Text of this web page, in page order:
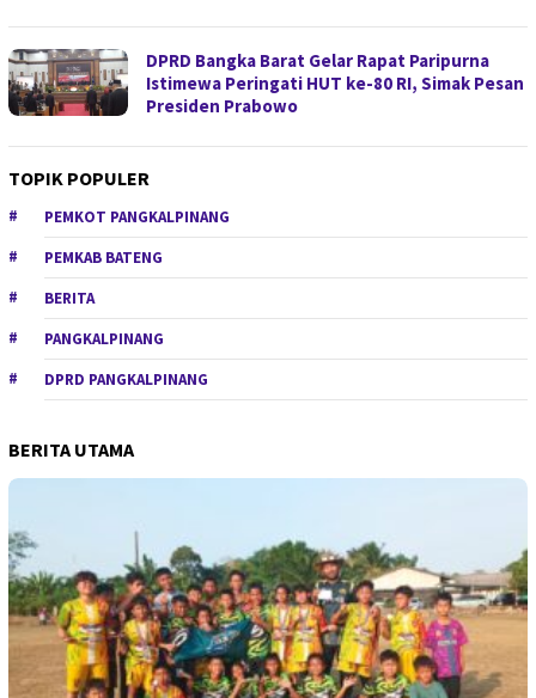
DPRD Bangka Barat Gelar Rapat Paripurna
Istimewa Peringati HUT ke-80 RI, Simak Pesan
Presiden Prabowo
TOPIK POPULER
PEMKOT PANGKALPINANG
PEMKAB BATENG
BERITA
PANGKALPINANG
DPRD PANGKALPINANG
BERITA UTAMA